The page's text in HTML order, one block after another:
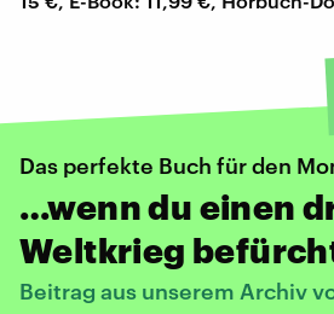
Das perfekte Buch für den
…wenn du einen
Weltkrieg
Beitrag aus unserem Archiv